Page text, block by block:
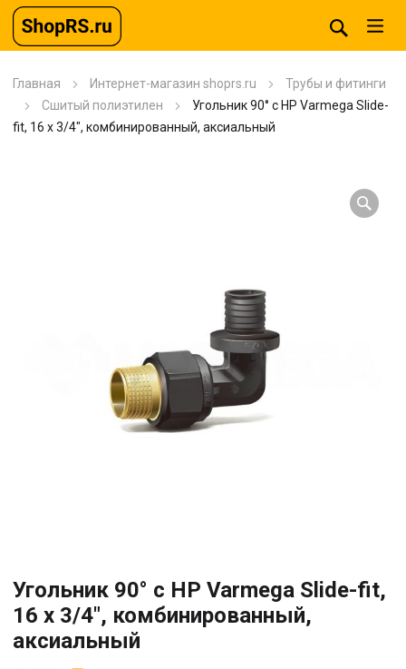
Главная Интернет-магазин shoprs.ru
Трубы и фитинги
Сшитый полиэтилен
Угольник 90° с НР Varmega Slide-
fit, 16 х 3/4″, комбинированный, аксиальный
Угольник 90° с НР Varmega Slide-fit,
16 х 3/4″, комбинированный,
аксиальный